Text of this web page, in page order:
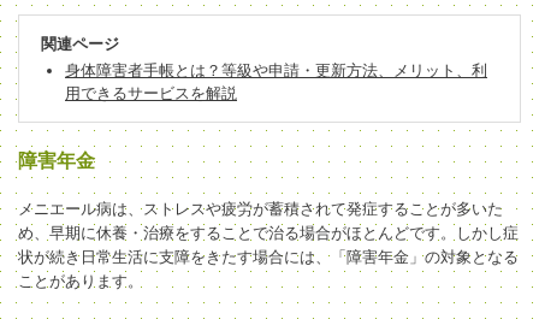
関連ページ
身体障害者手帳とは？等級や申請・更新方法、メリット、利
用できるサービスを解説
障害年金
メニエール病は、ストレスや疲労が蓄積されて発症することが多いた
め、早期に休養・治療をすることで治る場合がほとんどです。しかし症
状が続き日常生活に支障をきたす場合には、「障害年金」の対象となる
ことがあります。